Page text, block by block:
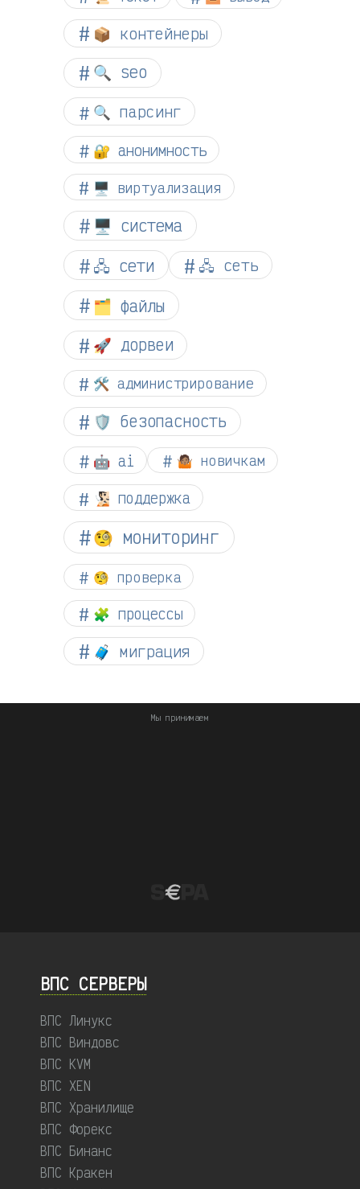
📦 контейнеры
🔍 seo
🔍 парсинг
🔐 анонимность
🖥️ виртуализация
🖥️ система
🖧 сети
🖧 сеть
🗂️ файлы
🚀 дорвеи
🛠️ администрирование
🛡️ безопасность
🤖 ai 🤷🏽 новичкам
🧏🏻 поддержка
🧐 мониторинг
🧐 проверка
🧩 процессы
🧳 миграция
Мы принимаем
ВПС СЕРВЕРЫ
ВПС Линукс
ВПС Виндовс
ВПС KVM
ВПС XEN
ВПС Хранилище
ВПС Форекс
ВПС Бинанс
ВПС Кракен